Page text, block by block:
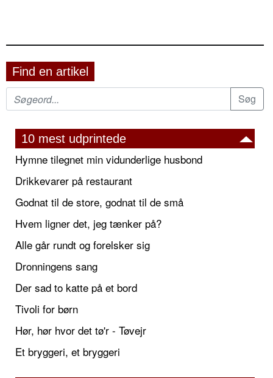
Find en artikel
10 mest udprintede
Hymne tilegnet min vidunderlige husbond
Drikkevarer på restaurant
Godnat til de store, godnat til de små
Hvem ligner det, jeg tænker på?
Alle går rundt og forelsker sig
Dronningens sang
Der sad to katte på et bord
Tivoli for børn
Hør, hør hvor det tø'r - Tøvejr
Et bryggeri, et bryggeri